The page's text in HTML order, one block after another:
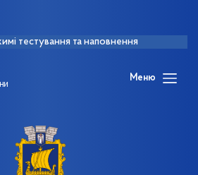
тестування та наповнення
Меню